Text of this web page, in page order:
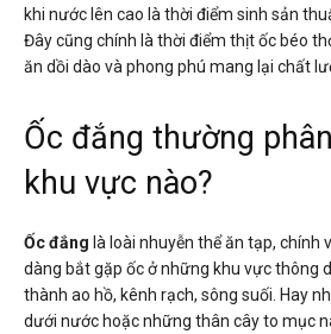
khi nước lên cao là thời điểm sinh sản
Đây cũng chính là thời điểm thịt ốc béo
ăn dồi dào và phong phú mang lại chất
Ốc đắng thường
khu vực nào?
Ốc đắng là loài nhuyễn thể ăn tạp, chính
dàng bắt gặp ốc ở những khu vực thông
thành ao hồ, kênh rạch, sông suối. Hay
dưới nước hoặc những thân cây to mục